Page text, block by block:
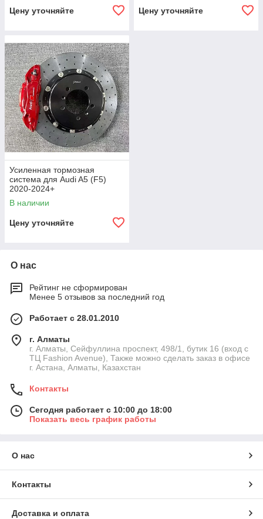
Цену уточняйте Цену уточняйте
Усиленная тормозная
система для Audi A5 (F5)
2020-2024+
В наличии
Цену уточняйте
О нас
Рейтинг не сформирован
Менее 5 отзывов за последний год
Работает с 28.01.2010
г. Алматы
г. Алматы, Сейфуллина проспект, 498/1, бутик 16 (вход с
ТЦ Fashion Avenue), Также можно сделать заказ в офисе
г. Астана, Алматы, Казахстан
Контакты
Сегодня работает с 10:00 до 18:00
Показать весь график работы
О нас
Контакты
Доставка и оплата